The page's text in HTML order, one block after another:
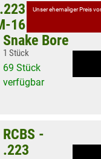
Unser ehemaliger Preis
16
Snake Bore
1 Stück
69 Stück
verfügbar
RCBS -
.223